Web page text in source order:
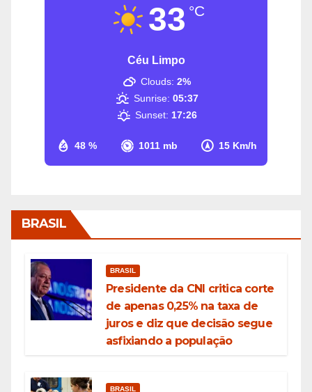
33 °C
Céu Limpo
48 % 1011 mb 15 Km/h
Clouds: 2%
Sunrise: 05:37
Sunset: 17:26
BRASIL
BRASIL
Presidente da CNI critica corte
de apenas 0,25% na taxa de
juros e diz que decisão segue
asfixiando a população
BRASIL